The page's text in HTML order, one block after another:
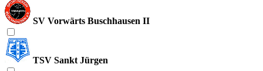
SV Vorwärts Buschhausen II
TSV Sankt Jürgen